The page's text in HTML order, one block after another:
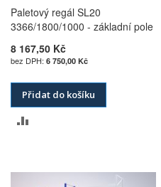
Paletový regál SL20
3366/1800/1000 - základní pole
8 167,50 Kč
6 750,00 Kč
Přidat do košíku
POROVNÁNÍ